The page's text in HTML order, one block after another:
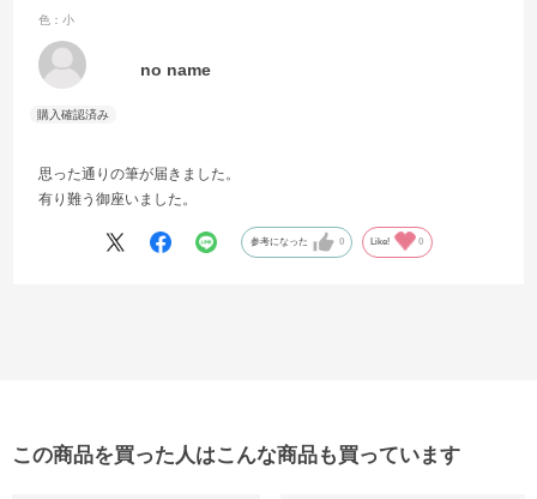
色：小
no name
思った通りの筆が届きました。
有り難う御座いました。
参考になった 0 Like! 0
この商品を買った人はこんな商品も買っています